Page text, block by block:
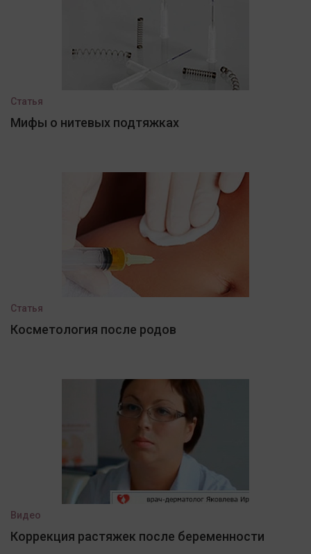
Статья
Мифы о нитевых подтяжках
Статья
Косметология после родов
Видео
Коррекция растяжек после беременности